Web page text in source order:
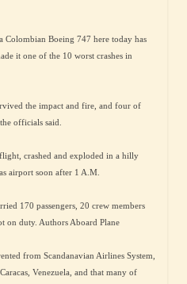
Colombian Boeing 747 here today has
it one of the 10 worst crashes in
the impact and fire, and four of
officials said.
crashed and exploded in a hilly
airport soon after 1 A.M.
170 passengers, 20 crew members
on duty. Authors Aboard Plane
from Scandanavian Airlines System,
Venezuela, and that many of